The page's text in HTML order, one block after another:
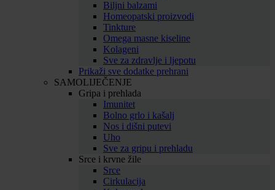
Biljni balzami
Homeopatski proizvodi
Tinkture
Omega masne kiseline
Kolageni
Sve za zdravlje i ljepotu
Prikaži sve dodatke prehrani
SAMOLIJEČENJE
Gripa i prehlada
Imunitet
Bolno grlo i kašalj
Nos i dišni putevi
Uho
Sve za gripu i prehladu
Srce i krvne žile
Srce
Cirkulacija